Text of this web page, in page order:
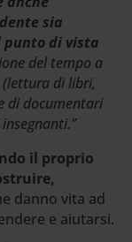
sia
di vista
del tempo a
di libri,
di documentari
il proprio
danno vita ad
e aiutarsi.